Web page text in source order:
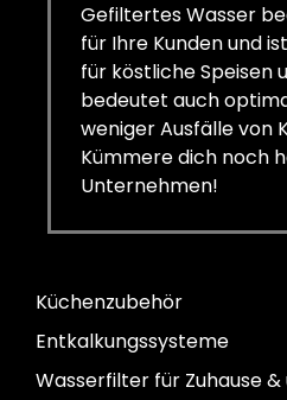
Gefiltertes Wasser
für Ihre Kunden und
für köstliche Speisen
bedeutet auch
weniger Ausfälle von
Kümmere dich noch
Unternehmen!
Küchenzubehör
Entkalkungssysteme
Wasserfilter für Zuhause